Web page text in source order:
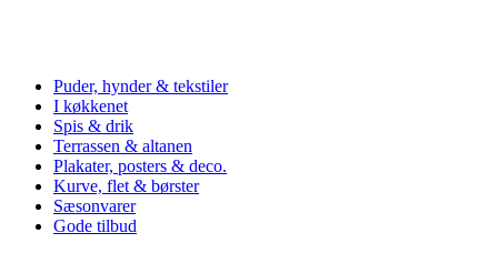
Puder, hynder & tekstiler
I køkkenet
Spis & drik
Terrassen & altanen
Plakater, posters & deco.
Kurve, flet & børster
Sæsonvarer
Gode tilbud